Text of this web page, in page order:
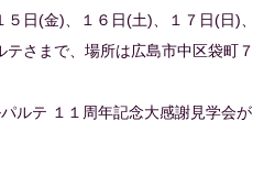
日(金)、１６日(土)、１７日(日)、
さまで、場所は広島市中区袋町７
ルテ １１周年記念大感謝見学会が